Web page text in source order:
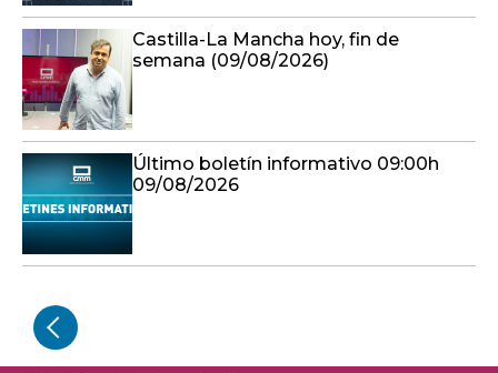
Castilla-La Mancha hoy, fin de
semana (09/08/2026)
Último boletín informativo 09:00h
09/08/2026